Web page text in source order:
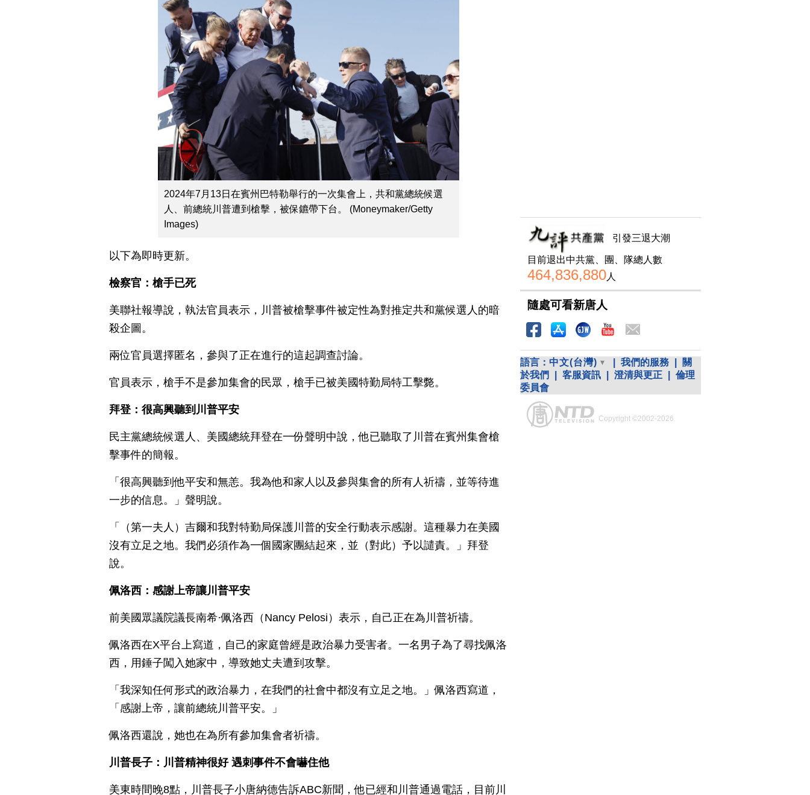
2024年7月13日在賓州巴特勒舉行的一次集會上，共和黨總統候選
人、前總統川普遭到槍擊，被保鑣帶下台。 (Moneymaker/Getty
Images)
以下為即時更新。
檢察官：槍手已死
美聯社報導說，執法官員表示，川普被槍擊事件被定性為對推定共和黨候選人的暗
殺企圖。
兩位官員選擇匿名，參與了正在進行的這起調查討論。
官員表示，槍手不是參加集會的民眾，槍手已被美國特勤局特工擊斃。
拜登：很高興聽到川普平安
民主黨總統候選人、美國總統拜登在一份聲明中說，他已聽取了川普在賓州集會槍
擊事件的簡報。
「很高興聽到他平安和無恙。我為他和家人以及參與集會的所有人祈禱，並等待進
一步的信息。」聲明說。
「（第一夫人）吉爾和我對特勤局保護川普的安全行動表示感謝。這種暴力在美國
沒有立足之地。我們必須作為一個國家團結起來，並（對此）予以譴責。」拜登
說。
佩洛西：感謝上帝讓川普平安
前美國眾議院議長南希·佩洛西（Nancy Pelosi）表示，自己正在為川普祈禱。
佩洛西在X平台上寫道，自己的家庭曾經是政治暴力受害者。一名男子為了尋找佩洛
西，用錘子闖入她家中，導致她丈夫遭到攻擊。
「我深知任何形式的政治暴力，在我們的社會中都沒有立足之地。」佩洛西寫道，
「感謝上帝，讓前總統川普平安。」
佩洛西還說，她也在為所有參加集會者祈禱。
川普長子：川普精神很好 遇刺事件不會嚇住他
美東時間晚8點，川普長子小唐納德告訴ABC新聞，他已經和川普通過電話，目前川
引發三退大潮
目前退出中共黨、團、隊總人數
464,836,880人
隨處可看新唐人
語言： 中文(台灣) 我們的服務
關
於我們
客服資訊 澄清與更正
倫理
委員會
Copyright ©2002-2026